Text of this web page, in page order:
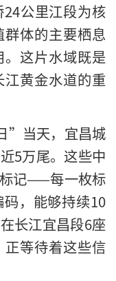
公里江段为核
体的主要栖息
这片水域既是
黄金水道的重
”当天，宜昌城
5万尾。这些中
记——每一枚标
，能够持续10
长江宜昌段6座
等待着这些信